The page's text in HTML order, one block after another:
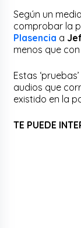
Según un
comprobar la
Plasencia a
menos que
Estas
audios que
existido en la
TE PUEDE